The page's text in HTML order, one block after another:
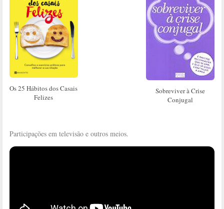
Os 25 Hábitos dos Casais
Felizes
Sobreviver à Crise
Conjugal
Participações em televisão e outros meios.